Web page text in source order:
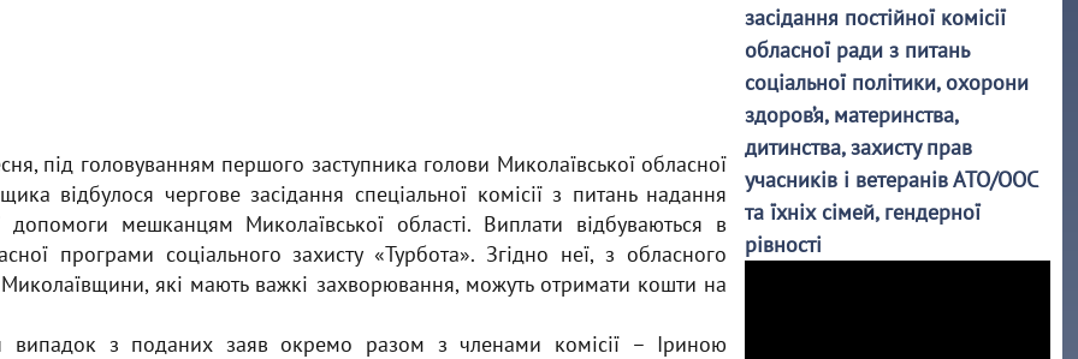
під головуванням першого заступника голови Миколаївської обласної
відбулося чергове засідання спеціальної комісії з питань надання
допомоги мешканцям Миколаївської області. Виплати відбуваються в
програми соціального захисту «Турбота». Згідно неї, з обласного
які мають важкі захворювання, можуть отримати кошти на
випадок з поданих заяв окремо разом з членами комісії – Іриною
засідання постійної комісії
обласної ради з питань
соціальної політики, охорони
здоров’я, материнства,
дитинства, захисту прав
учасників і ветеранів АТО/ООС
та їхніх сімей, гендерної
рівності